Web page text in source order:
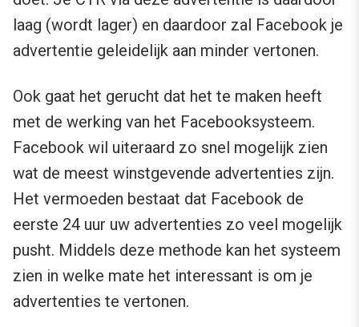
laag (wordt lager) en daardoor zal Facebook je
advertentie geleidelijk aan minder vertonen.
Ook gaat het gerucht dat het te maken heeft
met de werking van het Facebooksysteem.
Facebook wil uiteraard zo snel mogelijk zien
wat de meest winstgevende advertenties zijn.
Het vermoeden bestaat dat Facebook de
eerste 24 uur uw advertenties zo veel mogelijk
pusht. Middels deze methode kan het systeem
zien in welke mate het interessant is om je
advertenties te vertonen.